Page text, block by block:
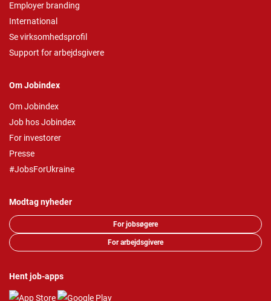
Employer branding
International
Se virksomhedsprofil
Support for arbejdsgivere
Om Jobindex
Om Jobindex
Job hos Jobindex
For investorer
Presse
#JobsForUkraine
Modtag nyheder
For jobsøgere
For arbejdsgivere
Hent job-apps